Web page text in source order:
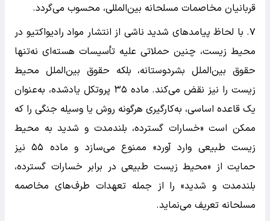
قربانیان مخاصمات مسلحانه بین‌المللی، محسوب می‌گردد.
۷. با لحاظ پیامد‌های شدید ناشی از انتشار مواد رادیواکتیو در
محیط زیست، چنین حملاتی علیه تأسیسات هسته‌ای نه‌تنها
حقوق بین‌الملل بشردوستانه، بلکه حقوق بین‌الملل محیط
زیست را نیز نقض می‌کند. ماده ۳۵ پروتکل یادشده، به‌عنوان
یک قاعده اساسی، به‌کارگیری هرگونه روش یا وسیله جنگی را که
ممکن است «خسارات گسترده، بلندمدت و شدید به محیط
زیست طبیعی وارد آورد» ممنوع می‌سازد و ماده ۵۵ نیز
حمایت از «محیط زیست طبیعی در برابر خسارات گسترده،
بلندمدت و شدید» را از جمله تعهدات طرف‌های مخاصمه
مسلحانه تعریف می‌نماید.